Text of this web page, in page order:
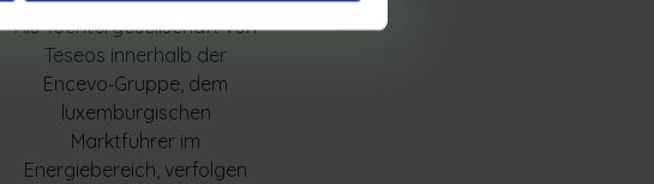
Als Tochtergesellschaft von
Teseos innerhalb der
Encevo‑Gruppe, dem
luxemburgischen
Marktführer im
Energiebereich, verfolgen